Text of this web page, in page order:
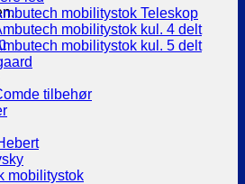
mobilitystok Teleskop
mobilitystok kul. 4 delt
mobilitystok kul. 5 delt
tilbehør
mobilitystok